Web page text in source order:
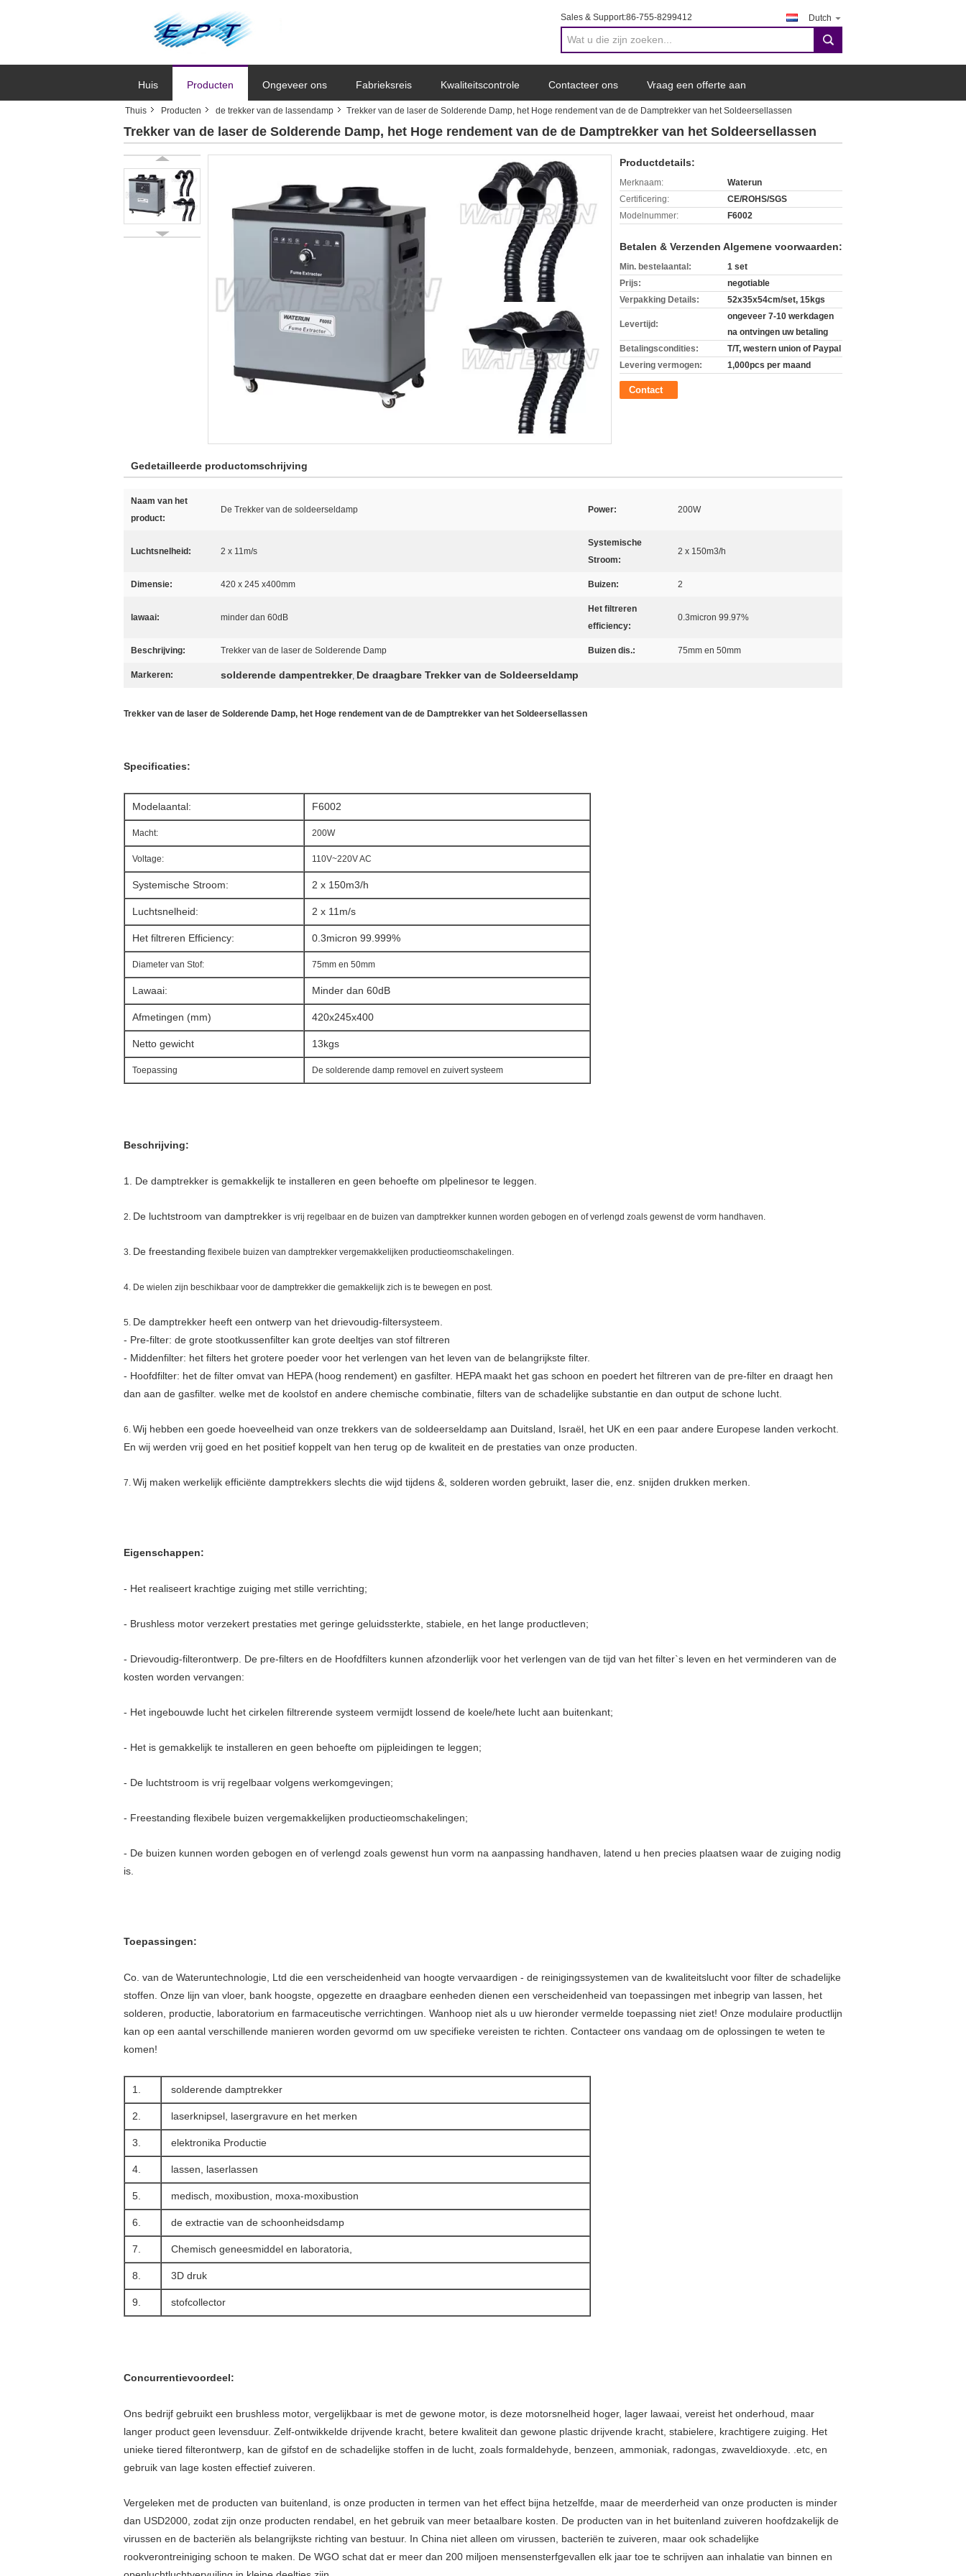
Sales & Support:86-755-8299412 Dutch
search
Huis Producten Ongeveer ons Fabrieksreis Kwaliteitscontrole Contacteer ons Vraag een offerte aan
Thuis Producten de trekker van de lassendamp Trekker van de laser de Solderende Damp, het Hoge rendement van de de Damptrekker van het Soldeersellassen
Trekker van de laser de Solderende Damp, het Hoge rendement van de de Damptrekker van het Soldeersellassen
Productdetails:
Merknaam:
Waterun
Certificering:
CE/ROHS/SGS
Modelnummer:
F6002
Betalen & Verzenden Algemene voorwaarden:
Min. bestelaantal:
1 set
Prijs:
negotiable
Verpakking Details:
52x35x54cm/set, 15kgs
Levertijd:
ongeveer 7-10 werkdagen
na ontvingen uw betaling
Betalingscondities:
T/T, western union of Paypal
Levering vermogen:
1,000pcs per maand
Contact
Gedetailleerde productomschrijving
Naam van het
product:
De Trekker van de soldeerseldamp Power: 200W
Luchtsnelheid: 2 x 11m/s
Systemische
Stroom:
2 x 150m3/h
Dimensie: 420 x 245 x400mm Buizen: 2
lawaai: minder dan 60dB
Het filtreren
efficiency:
0.3micron 99.97%
Beschrijving: Trekker van de laser de Solderende Damp Buizen dis.: 75mm en 50mm
Markeren: solderende dampentrekker, De draagbare Trekker van de Soldeerseldamp
Trekker van de laser de Solderende Damp, het Hoge rendement van de de Damptrekker van het Soldeersellassen
Specificaties:
Modelaantal: F6002
Macht: 200W
Voltage: 110V~220V AC
Systemische Stroom: 2 x 150m3/h
Luchtsnelheid: 2 x 11m/s
Het filtreren Efficiency: 0.3micron 99.999%
Diameter van Stof: 75mm en 50mm
Lawaai: Minder dan 60dB
Afmetingen (mm) 420x245x400
Netto gewicht 13kgs
Toepassing De solderende damp removel en zuivert systeem
Beschrijving:
1. De damptrekker is gemakkelijk te installeren en geen behoefte om plpelinesor te leggen
2. De luchtstroom van damptrekker is vrij regelbaar en de buizen van damptrekker kunnen worden gebogen en of verlengd zoals gewenst de vorm handhaven.
3. De freestanding flexibele buizen van damptrekker vergemakkelijken productieomschakelingen.
4. De wielen zijn beschikbaar voor de damptrekker die gemakkelijk zich is te bewegen en post.
5. De damptrekker heeft een ontwerp van het drievoudig-filtersysteem.
- Pre-filter: de grote stootkussenfilter kan grote deeltjes van stof filtreren
- Middenfilter: het filters het grotere poeder voor het verlengen van het leven van de belangrijkste filter.
- Hoofdfilter: het de filter omvat van HEPA (hoog rendement) en gasfilter. HEPA maakt het gas schoon en poedert het filtreren van de pre-filter en draagt hen
dan aan de gasfilter. welke met de koolstof en andere chemische combinatie, filters van de schadelijke substantie en dan output de schone lucht.
6. Wij hebben een goede hoeveelheid van onze trekkers van de soldeerseldamp aan Duitsland, Israël, het UK en een paar andere Europese landen verkocht.
En wij werden vrij goed en het positief koppelt van hen terug op de kwaliteit en de prestaties van onze producten.
7. Wij maken werkelijk efficiënte damptrekkers slechts die wijd tijdens &, solderen worden gebruikt, laser die, enz. snijden drukken merken.
Eigenschappen:
- Het realiseert krachtige zuiging met stille verrichting;
- Brushless motor verzekert prestaties met geringe geluidssterkte, stabiele, en het lange productleven;
- Drievoudig-filterontwerp. De pre-filters en de Hoofdfilters kunnen afzonderlijk voor het verlengen van de tijd van het filter`s leven en het verminderen van de
kosten worden vervangen:
- Het ingebouwde lucht het cirkelen filtrerende systeem vermijdt lossend de koele/hete lucht aan buitenkant;
- Het is gemakkelijk te installeren en geen behoefte om pijpleidingen te leggen;
- De luchtstroom is vrij regelbaar volgens werkomgevingen;
- Freestanding flexibele buizen vergemakkelijken productieomschakelingen;
- De buizen kunnen worden gebogen en of verlengd zoals gewenst hun vorm na aanpassing handhaven, latend u hen precies plaatsen waar de zuiging nodig
is.
Toepassingen:
Co. van de Wateruntechnologie, Ltd die een verscheidenheid van hoogte vervaardigen - de reinigingssystemen van de kwaliteitslucht voor filter de schadelijke
stoffen. Onze lijn van vloer, bank hoogste, opgezette en draagbare eenheden dienen een verscheidenheid van toepassingen met inbegrip van lassen, het
solderen, productie, laboratorium en farmaceutische verrichtingen. Wanhoop niet als u uw hieronder vermelde toepassing niet ziet! Onze modulaire productlijn
kan op een aantal verschillende manieren worden gevormd om uw specifieke vereisten te richten. Contacteer ons vandaag om de oplossingen te weten te
komen!
1. solderende damptrekker
2. laserknipsel, lasergravure en het merken
3. elektronika Productie
4. lassen, laserlassen
5. medisch, moxibustion, moxa-moxibustion
6. de extractie van de schoonheidsdamp
7. Chemisch geneesmiddel en laboratoria,
8. 3D druk
9. stofcollector
Concurrentievoordeel:
Ons bedrijf gebruikt een brushless motor, vergelijkbaar is met de gewone motor, is deze motorsnelheid hoger, lager lawaai, vereist het onderhoud, maar
langer product geen levensduur. Zelf-ontwikkelde drijvende kracht, betere kwaliteit dan gewone plastic drijvende kracht, stabielere, krachtigere zuiging. Het
unieke tiered filterontwerp, kan de gifstof en de schadelijke stoffen in de lucht, zoals formaldehyde, benzeen, ammoniak, radongas, zwaveldioxyde. .etc, en
gebruik van lage kosten effectief zuiveren.
Vergeleken met de producten van buitenland, is onze producten in termen van het effect bijna hetzelfde, maar de meerderheid van onze producten is minder
dan USD2000, zodat zijn onze producten rendabel, en het gebruik van meer betaalbare kosten. De producten van in het buitenland zuiveren hoofdzakelijk de
virussen en de bacteriën als belangrijkste richting van bestuur. In China niet alleen om virussen, bacteriën te zuiveren, maar ook schadelijke
rookverontreiniging schoon te maken. De WGO schat dat er meer dan 200 miljoen mensensterfgevallen elk jaar toe te schrijven aan inhalatie van binnen en